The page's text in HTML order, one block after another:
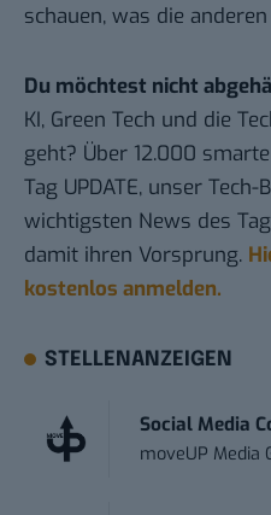
schauen, was die
Du möchtest nicht
KI, Green Tech und die
geht? Über 12.000
Tag UPDATE, unser
wichtigsten News des
damit ihren Vorsprung.
kostenlos anmelden.
STELLENANZEIGEN
Social Media
moveUP Media